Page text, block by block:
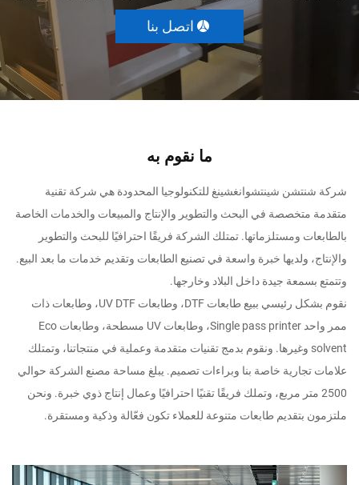
اتصل بنا
ما نقوم به
شركة شنتشن شينتشوانغشينغ للتكنولوجيا المحدودة هي شركة تقنية
متقدمة متخصصة في البحث والتطوير والإنتاج والمبيعات والخدمات الخاصة
بالطابعات ومستلزماتها. تمتلك الشركة فريقًا احترافيًا للبحث والتطوير
والإنتاج، ولديها خبرة واسعة في تصنيع الطابعات وتقديم خدمات ما بعد البيع.
وتتمتع بسمعة جيدة داخل البلاد وخارجها.
نقوم بشكل رئيسي ببيع طابعات DTF، وطابعات UV DTF، وطابعات ذات
ممر واحد Single pass printer، وطابعات UV مسطحة، وطابعات Eco
solvent وغيرها. ونقوم بدمج تقنيات متقدمة وعملية في منتجاتنا، وتمتلك
علامات تجارية خاصة بنا وبراءات تصميم. يبلغ مساحة مصنع الشركة حوالي
2500 متر مربع، وتملك فريقًا تقنيًا احترافيًا وعمال إنتاج ذوي خبرة. ونحن
ملتزمون بتقديم طابعات متنوعة للعملاء تكون فعّالة وذكية ومستقرة.